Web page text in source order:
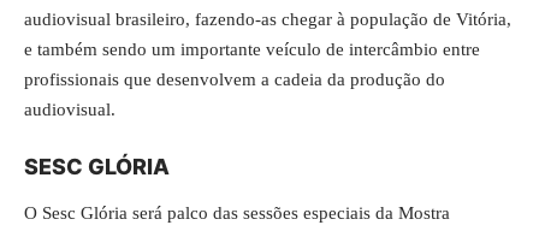
audiovisual brasileiro, fazendo-as chegar à população de Vitória,
e também sendo um importante veículo de intercâmbio entre
profissionais que desenvolvem a cadeia da produção do
audiovisual.
SESC GLÓRIA
O Sesc Glória será palco das sessões especiais da Mostra